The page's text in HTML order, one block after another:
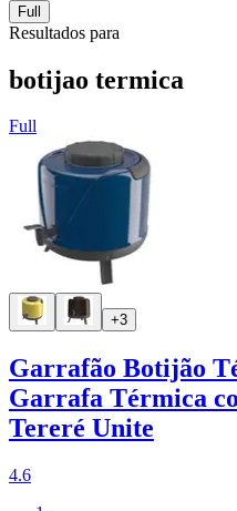
Full
Resultados para
botijao termica
Full
+3
Garrafão Botijão
Garrafa Térmica
Tereré Unite
4.6